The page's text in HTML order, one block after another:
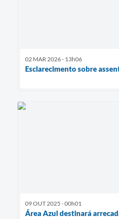
02 MAR 2026 - 13h06
Esclarecimento sobre
09 OUT 2025 - 00h01
Área Azul destinará